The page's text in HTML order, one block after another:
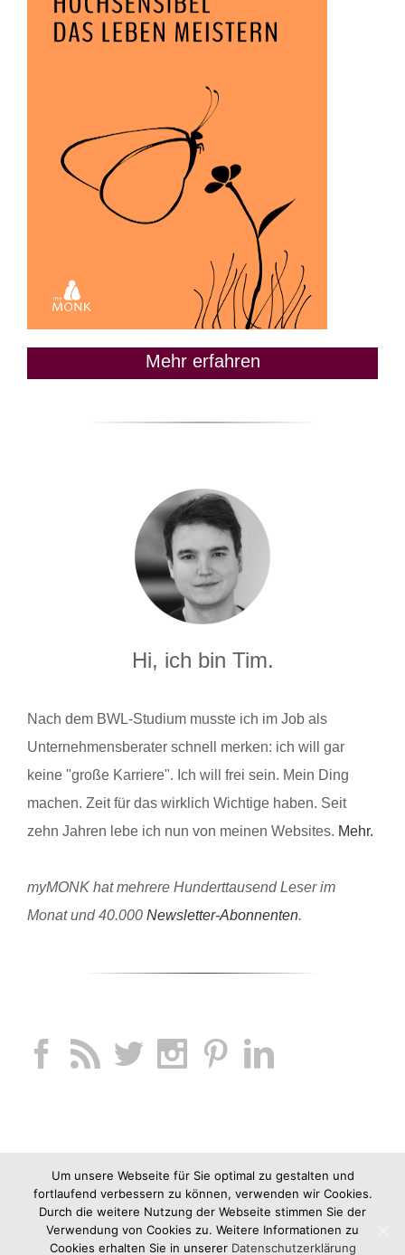
Mehr erfahren
Hi, ich bin Tim.
Nach dem BWL-Studium musste ich im Job als
Unternehmensberater schnell merken: ich will gar
keine "große Karriere". Ich will frei sein. Mein Ding
machen. Zeit für das wirklich Wichtige haben. Seit
zehn Jahren lebe ich nun von meinen Websites. Mehr.
myMONK hat mehrere Hunderttausend Leser im
Monat und 40.000 Newsletter-Abonnenten.
Um unsere Webseite für Sie optimal zu gestalten und
fortlaufend verbessern zu können, verwenden wir Cookies.
Durch die weitere Nutzung der Webseite stimmen Sie der
Verwendung von Cookies zu. Weitere Informationen zu
Cookies erhalten Sie in unserer Datenschutzerklärung